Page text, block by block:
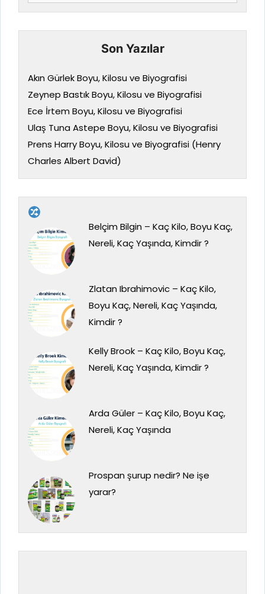
Son Yazılar
Akın Gürlek Boyu, Kilosu ve Biyografisi
Zeynep Bastık Boyu, Kilosu ve Biyografisi
Ece İrtem Boyu, Kilosu ve Biyografisi
Ulaş Tuna Astepe Boyu, Kilosu ve Biyografisi
Prens Harry Boyu, Kilosu ve Biyografisi (Henry
Charles Albert David)
Belçim Bilgin – Kaç Kilo, Boyu Kaç,
Nereli, Kaç Yaşında, Kimdir ?
Zlatan Ibrahimovic – Kaç Kilo,
Boyu Kaç, Nereli, Kaç Yaşında,
Kimdir ?
Kelly Brook – Kaç Kilo, Boyu Kaç,
Nereli, Kaç Yaşında, Kimdir ?
Arda Güler – Kaç Kilo, Boyu Kaç,
Nereli, Kaç Yaşında
Prospan şurup nedir? Ne işe
yarar?